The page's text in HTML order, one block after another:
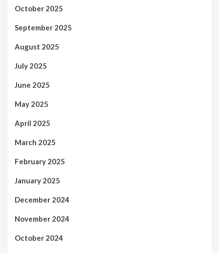
October 2025
September 2025
August 2025
July 2025
June 2025
May 2025
April 2025
March 2025
February 2025
January 2025
December 2024
November 2024
October 2024